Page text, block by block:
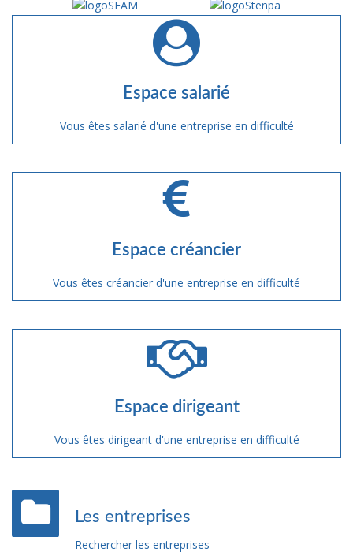
Espace salarié
Vous êtes salarié d'une entreprise en difficulté
Espace créancier
Vous êtes créancier d'une entreprise en difficulté
Espace dirigeant
Vous êtes dirigeant d'une entreprise en difficulté
Les entreprises
Rechercher les entreprises